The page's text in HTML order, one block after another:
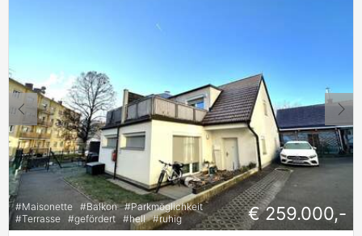
#Maisonette #Balkon #Parkmöglichkeit
#Terrasse #gefördert #hell #ruhig € 259.000,-